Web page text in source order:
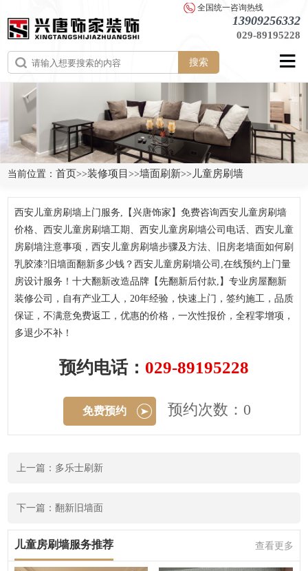
全国统一咨询热线
13909256332
029-89195228
搜索
当前位置：首页>>装修项目>>墙面刷新>> 儿童房刷墙
西安儿童房刷墙上门服务,【兴唐饰家】免费咨询西安儿童房刷墙
价格、西安儿童房刷墙工期、西安儿童房刷墙公司电话、西安儿童
房刷墙注意事项，西安儿童房刷墙步骤及方法、旧房老墙面如何刷
乳胶漆?旧墙面翻新多少钱？西安儿童房刷墙公司,在线预约上门量
房设计服务！十大翻新改造品牌【先翻新后付款,】专业房屋翻新
装修公司，自有产业工人，20年经验，快速上门，签约施工，品质
保证，不满意免费返工，优惠的价格，一次性报价，全程零增项，
多退少不补！
预约电话： 029-89195228
免费预约 预约次数：0
上一篇：多乐士刷新
下一篇：翻新旧墙面
儿童房刷墙服务推荐 查看更多